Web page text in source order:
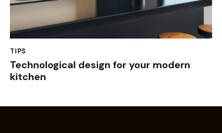
TIPS
Technological design for your modern
kitchen